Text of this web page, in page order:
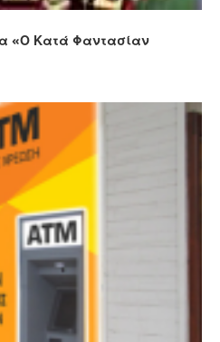
«Ο Κατά Φαντασίαν